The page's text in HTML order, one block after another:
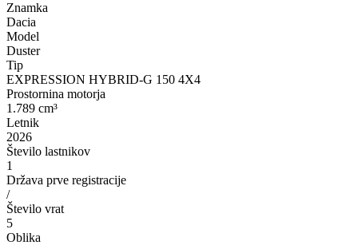
Znamka
Dacia
Model
Duster
Tip
EXPRESSION HYBRID-G 150 4X4
Prostornina motorja
1.789 cm³
Letnik
2026
Število lastnikov
1
Država prve registracije
/
Število vrat
5
Oblika